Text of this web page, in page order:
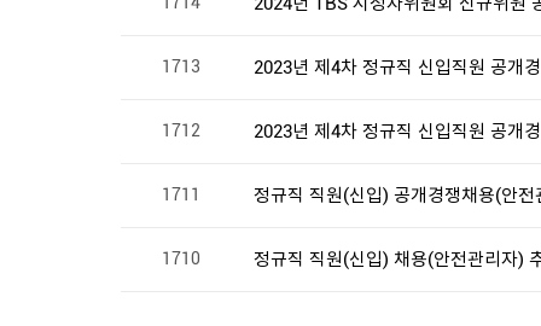
1713 2023년 제4차 정규직 신입직원 공개
1712 2023년 제4차 정규직 신입직원 공개
1711 정규직 직원(신입) 공개경쟁채용(안전
1710 정규직 직원(신입) 채용(안전관리자)